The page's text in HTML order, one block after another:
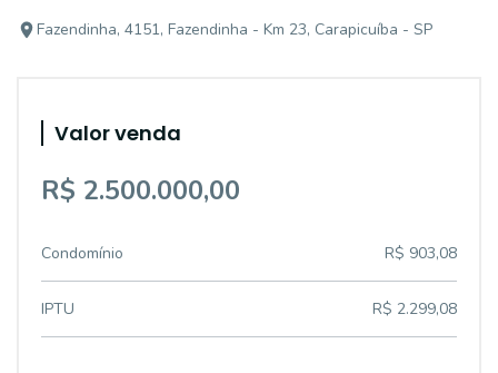
Fazendinha, 4151, Fazendinha - Km 23, Carapicuíba - SP
Valor venda
R$ 2.500.000,00
Condomínio R$ 903,08
IPTU R$ 2.299,08